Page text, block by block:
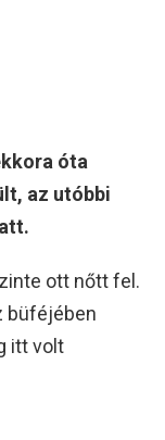
óta
az utóbbi
ott nőtt fel.
büféjében
itt volt